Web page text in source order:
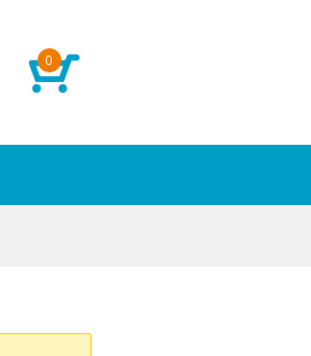
0